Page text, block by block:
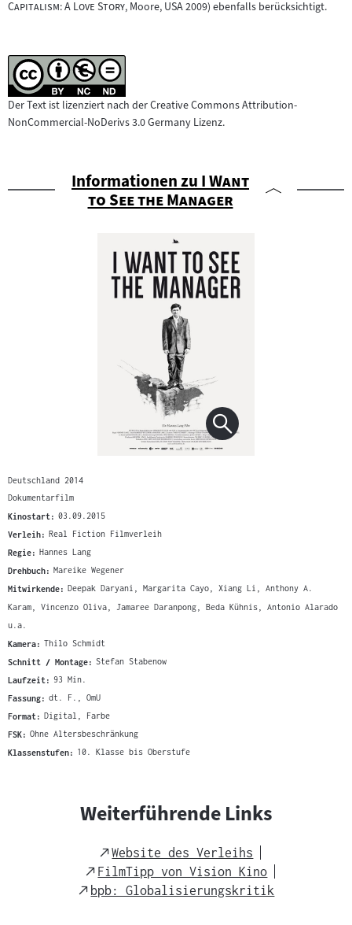
Filmarchiv:
Capitalism: A Love Story", Moore, USA 2009) ebenfalls berücksichtigt.
Der Text ist lizenziert nach der Creative Commons Attribution-
NonCommercial-NoDerivs 3.0 Germany Lizenz.
Informationen zu "I Want
to See the Manager"
Deutschland 2014
Dokumentarfilm
Kinostart: 03.09.2015
Verleih: Real Fiction Filmverleih
Regie: Hannes Lang
Drehbuch: Mareike Wegener
Mitwirkende: Deepak Daryani, Margarita Cayo, Xiang Li, Anthony A.
Karam, Vincenzo Oliva, Jamaree Daranpong, Beda Kühnis, Antonio Alarado
u.a.
Kamera: Thilo Schmidt
Schnitt / Montage: Stefan Stabenow
Laufzeit: 93 Min.
Fassung: dt. F., OmU
Format: Digital, Farbe
FSK: Ohne Altersbeschränkung
Klassenstufen: 10. Klasse bis Oberstufe
Weiterführende Links
External
Link
Website des Verleihs
External
Link
FilmTipp von Vision Kino
External
bpb: Globalisierungskritik